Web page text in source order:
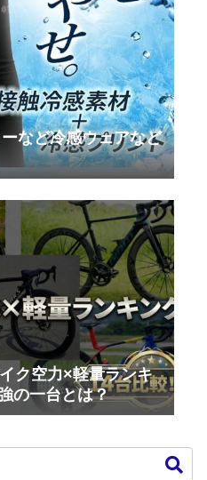
など冷感ウェアなど
ク空力×軽量ランキ
の一台とは？